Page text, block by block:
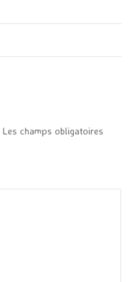
Les champs obligatoires